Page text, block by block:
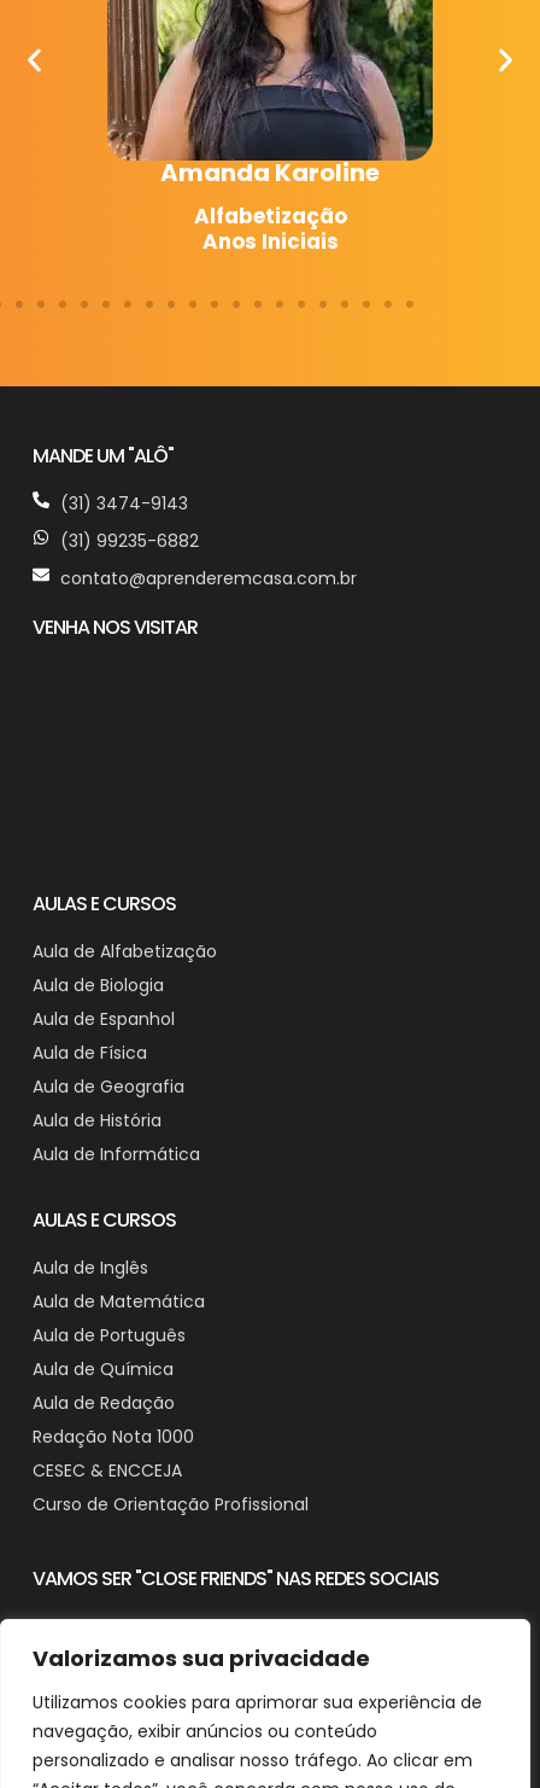
Valorizamos sua privacidade
Utilizamos cookies para aprimorar sua experiência de
navegação, exibir anúncios ou conteúdo
personalizado e analisar nosso tráfego. Ao clicar em
Amanda Karoline
Alfabetização
Anos Iniciais
MANDE UM "ALÔ"
(31) 3474-9143
(31) 99235-6882
contato@aprenderemcasa.com.br
VENHA NOS VISITAR
AULAS E CURSOS
Aula de Alfabetização
Aula de Biologia
Aula de Espanhol
Aula de Física
Aula de Geografia
Aula de História
Aula de Informática
AULAS E CURSOS
Aula de Inglês
Aula de Matemática
Aula de Português
Aula de Química
Aula de Redação
Redação Nota 1000
CESEC & ENCCEJA
Curso de Orientação Profissional
VAMOS SER "CLOSE FRIENDS" NAS REDES SOCIAIS
Contato
Downloads